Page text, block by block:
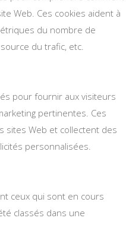
Web. Ces cookies aident à
du nombre de
du trafic, etc.
pour fournir aux visiteurs
pertinentes. Ces
sites Web et collectent des
personnalisées.
ceux qui sont en cours
classés dans une